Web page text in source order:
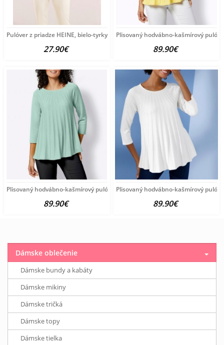
Pulóver z priadze HEINE, bielo-tyrkysový
27.90€
Plisovaný hodvábno-kašmírový
89.90€
Plisovaný hodvábno-kašmírový pulóver vzhľadom Création
89.90€
Plisovaný hodvábno-kašmírový
89.90€
Dámske oblečenie
Dámske bundy a kabáty
Dámske mikiny
Dámske tričká
Dámske topy
Dámske tielka